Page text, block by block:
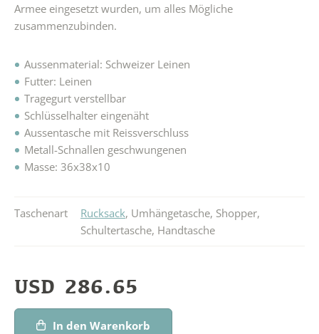
Armee eingesetzt wurden, um alles Mögliche
zusammenzubinden.
Aussenmaterial: Schweizer Leinen
Futter: Leinen
Tragegurt verstellbar
Schlüsselhalter eingenäht
Aussentasche mit Reissverschluss
Metall-Schnallen geschwungenen
Masse: 36x38x10
Taschenart Rucksack, Umhängetasche, Shopper,
Schultertasche, Handtasche
USD 286.65
In den Warenkorb